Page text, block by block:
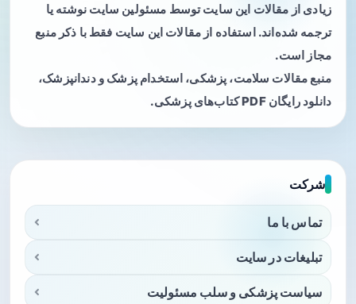
زیادی از مقالات این سایت توسط مسئولین سایت نوشته یا
ترجمه شده‌اند. استفاده از مقالات این سایت فقط با ذکر منبع
مجاز است.
منبع مقالات سلامت، پزشکی، استخدام پزشک و دندانپزشک،
دانلود رایگان PDF کتاب‌های پزشکی.
شرکت
تماس با ما
تبلیغات در سایت
سیاست پزشکی و سلب مسئولیت